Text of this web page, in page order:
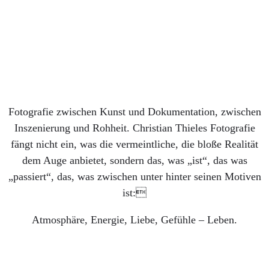
Fotografie zwischen Kunst und Dokumentation, zwischen
Inszenierung und Rohheit. Christian Thieles Fotografie
fängt nicht ein, was die vermeintliche, die bloße Realität
dem Auge anbietet, sondern das, was „ist“, das was
„passiert“, das, was zwischen unter hinter seinen Motiven
ist:
Atmosphäre, Energie, Liebe, Gefühle – Leben.